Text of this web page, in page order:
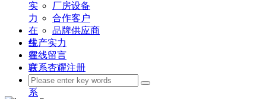
实
力
在
线
留
言
联
系
厂房设备
合作客户
品牌供应商
生产实力
在线留言
联系杏耀注册